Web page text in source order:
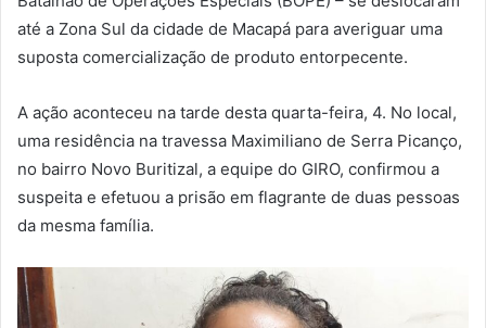
até a Zona Sul da cidade de Macapá para averiguar uma
suposta comercialização de produto entorpecente.
A ação aconteceu na tarde desta quarta-feira, 4. No local,
uma residência na travessa Maximiliano de Serra Picanço,
no bairro Novo Buritizal, a equipe do GIRO, confirmou a
suspeita e efetuou a prisão em flagrante de duas pessoas
da mesma família.